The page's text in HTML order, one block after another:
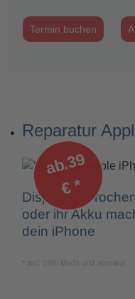
Termin buchen
Reparatur
a
b.
3
9
€
*
Display
oder ihr Akku
dein iPhone
* incl. 19% MwSt und Versand